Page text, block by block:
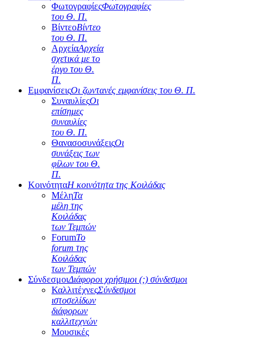
ΦωτογραφίεςΦωτογραφίες
του Θ. Π.
ΒίντεοΒίντεο
του Θ. Π.
ΑρχείαΑρχεία
σχετικά με το
έργο του Θ.
Π.
ΕμφανίσειςΟι ζωντανές εμφανίσεις του Θ. Π.
ΣυναυλίεςΟι
επίσημες
συναυλίες
του Θ. Π.
ΘανασοσυνάξειςΟι
συνάξεις των
φίλων του Θ.
Π.
ΚοινότηταΗ κοινότητα της Κοιλάδας
ΜέληΤα
μέλη της
Κοιλάδας
των Τεμπών
ForumΤο
forum της
Κοιλάδας
των Τεμπών
ΣύνδεσμοιΔιάφοροι χρήσιμοι (;) σύνδεσμοι
ΚαλλιτέχνεςΣύνδεσμοι
ιστοσελίδων
διάφορων
καλλιτεχνών
Μουσικές